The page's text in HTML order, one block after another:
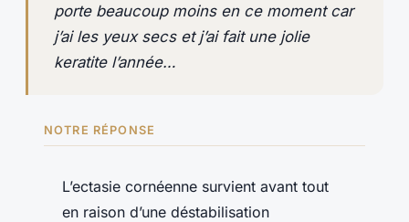
porte beaucoup moins en ce moment car
j’ai les yeux secs et j’ai fait une jolie
keratite l’année…
NOTRE RÉPONSE
L’ectasie cornéenne survient avant tout
en raison d’une déstabilisation